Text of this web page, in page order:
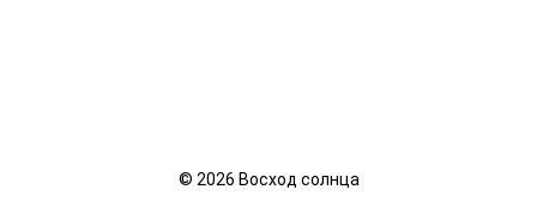
© 2026 Восход солнца